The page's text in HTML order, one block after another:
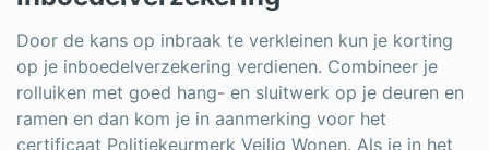
Door de kans op inbraak te verkleinen kun je korting
op je inboedelverzekering verdienen. Combineer je
rolluiken met goed hang- en sluitwerk op je deuren en
ramen en dan kom je in aanmerking voor het
certificaat Politiekeurmerk Veilig Wonen. Als je in het